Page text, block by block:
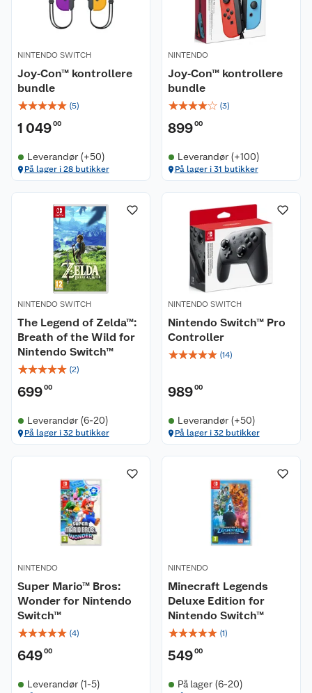
NINTENDO SWITCH
Joy‑Con™ kontrollere
bundle
☆☆☆☆☆ (5)
1 04900
Leverandør (+50)
På lager i 28 butikker
NINTENDO
Joy‑Con™ kontrollere
bundle
☆☆☆☆☆ (3)
89900
Leverandør (+100)
På lager i 31 butikker
NINTENDO SWITCH
The Legend of Zelda™:
Breath of the Wild for
Nintendo Switch™
☆☆☆☆☆ (2)
69900
Leverandør (6-20)
På lager i 32 butikker
NINTENDO SWITCH
Nintendo Switch™ Pro
Controller
☆☆☆☆☆ (14)
98900
Leverandør (+50)
På lager i 32 butikker
NINTENDO
Super Mario™ Bros:
Wonder for Nintendo
Switch™
☆☆☆☆☆ (4)
64900
Leverandør (1-5)
NINTENDO
Minecraft Legends
Deluxe Edition for
Nintendo Switch™
☆☆☆☆☆ (1)
54900
På lager (6-20)